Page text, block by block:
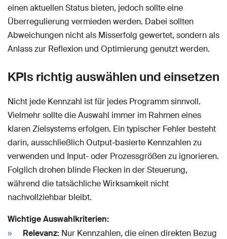
einen aktuellen Status bieten, jedoch sollte eine
Überregulierung vermieden werden. Dabei sollten
Abweichungen nicht als Misserfolg gewertet, sondern als
Anlass zur Reflexion und Optimierung genutzt werden.
KPIs richtig auswählen und einsetzen
Nicht jede Kennzahl ist für jedes Programm sinnvoll.
Vielmehr sollte die Auswahl immer im Rahmen eines
klaren Zielsystems erfolgen. Ein typischer Fehler besteht
darin, ausschließlich Output-basierte Kennzahlen zu
verwenden und Input- oder Prozessgrößen zu ignorieren.
Folglich drohen blinde Flecken in der Steuerung,
während die tatsächliche Wirksamkeit nicht
nachvollziehbar bleibt.
Wichtige Auswahlkriterien:
Relevanz: Nur Kennzahlen, die einen direkten Bezug